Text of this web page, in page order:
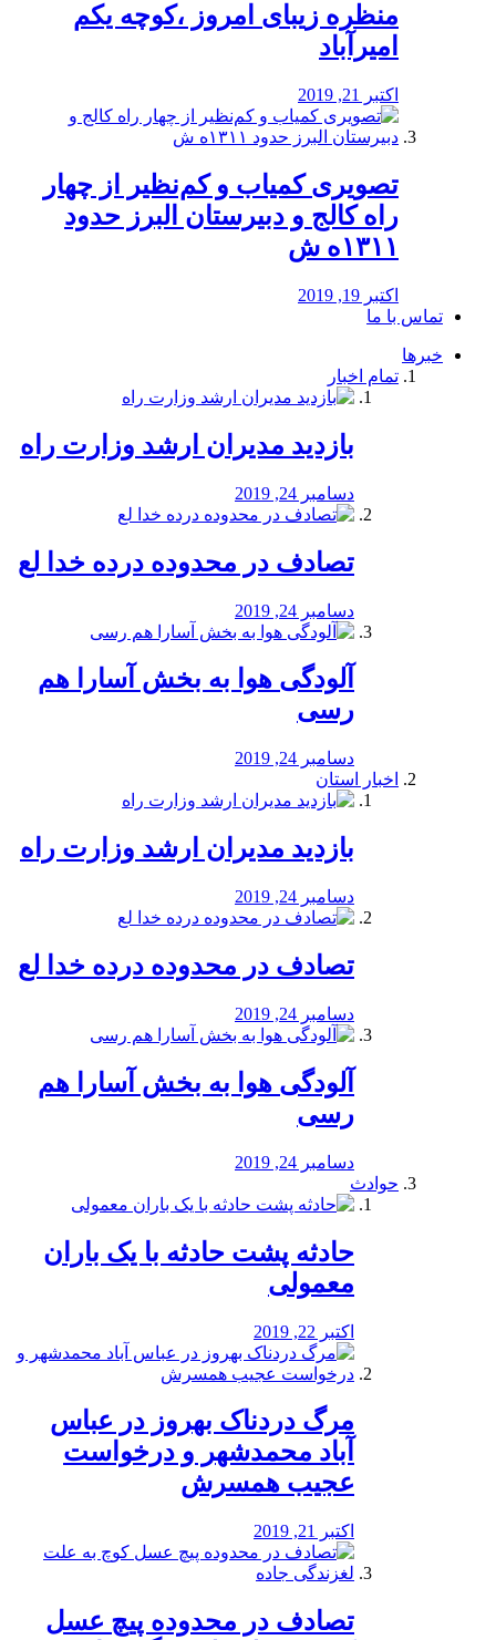
منظره‌‌ زیبای امروز ،کوچه یکم
امیرآباد
اکتبر 21, 2019
️تصویری کمیاب و کم‌نظیر از چهار
راه كالج و دبيرستان البرز حدود
۱۳۱۱ه ش
اکتبر 19, 2019
تماس با ما
خبرها
تمام اخبار
بازدید مدیران ارشد وزارت راه
دسامبر 24, 2019
تصادف در محدوده درده خدا لع
دسامبر 24, 2019
آلودگی هوا به بخش آسارا هم
رسی
دسامبر 24, 2019
اخبار استان
بازدید مدیران ارشد وزارت راه
دسامبر 24, 2019
تصادف در محدوده درده خدا لع
دسامبر 24, 2019
آلودگی هوا به بخش آسارا هم
رسی
دسامبر 24, 2019
حوادث
️حادثه پشت حادثه با یک باران
معمولی
اکتبر 22, 2019
مرگ دردناک بهروز در عباس
آباد محمدشهر و درخواست
عجیب همسرش
اکتبر 21, 2019
تصادف در محدوده پیچ عسل